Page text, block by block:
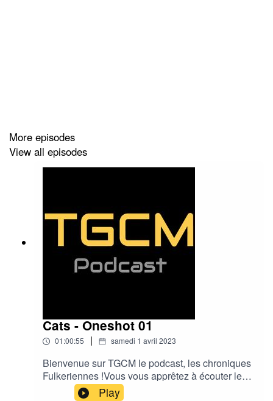
A notre table nous retrouvons :
Lau'rage - MJ de cette partie
More episodes
View all episodes
Cats - Oneshot 01
01:00:55 | samedi 1 avril 2023
Bienvenue sur TGCM le podcast, les chroniques
Fulkeriennes !Vous vous apprêtez à écouter le
premier épisode d'un oneshot de cats : pas de
Play